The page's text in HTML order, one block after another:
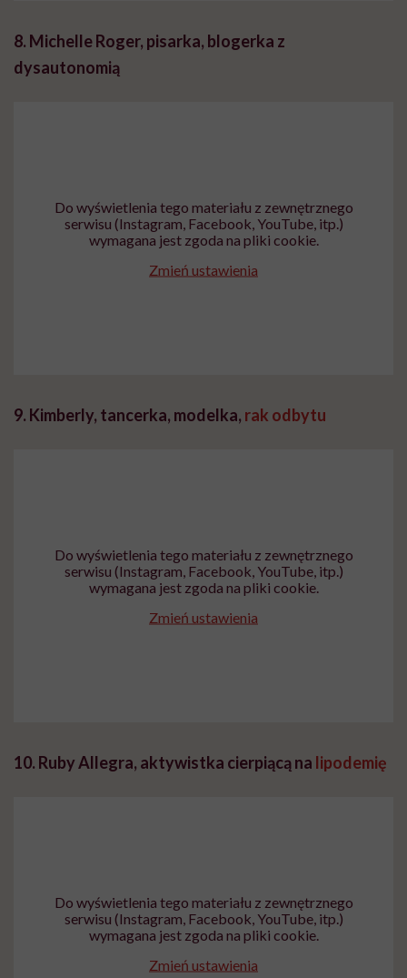
8. Michelle Roger, pisarka, blogerka z
dysautonomią
Do wyświetlenia tego materiału z zewnętrznego
serwisu (Instagram, Facebook, YouTube, itp.)
wymagana jest zgoda na pliki cookie.
Zmień ustawienia
9. Kimberly, tancerka, modelka, rak odbytu
Do wyświetlenia tego materiału z zewnętrznego
serwisu (Instagram, Facebook, YouTube, itp.)
wymagana jest zgoda na pliki cookie.
Zmień ustawienia
10. Ruby Allegra, aktywistka cierpiącą na lipodemię
Do wyświetlenia tego materiału z zewnętrznego
serwisu (Instagram, Facebook, YouTube, itp.)
wymagana jest zgoda na pliki cookie.
Zmień ustawienia